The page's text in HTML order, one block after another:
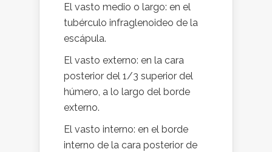
El vasto medio o largo: en el
tubérculo infraglenoideo de la
escápula.
El vasto externo: en la cara
posterior del 1/3 superior del
húmero, a lo largo del borde
externo.
El vasto interno: en el borde
interno de la cara posterior de